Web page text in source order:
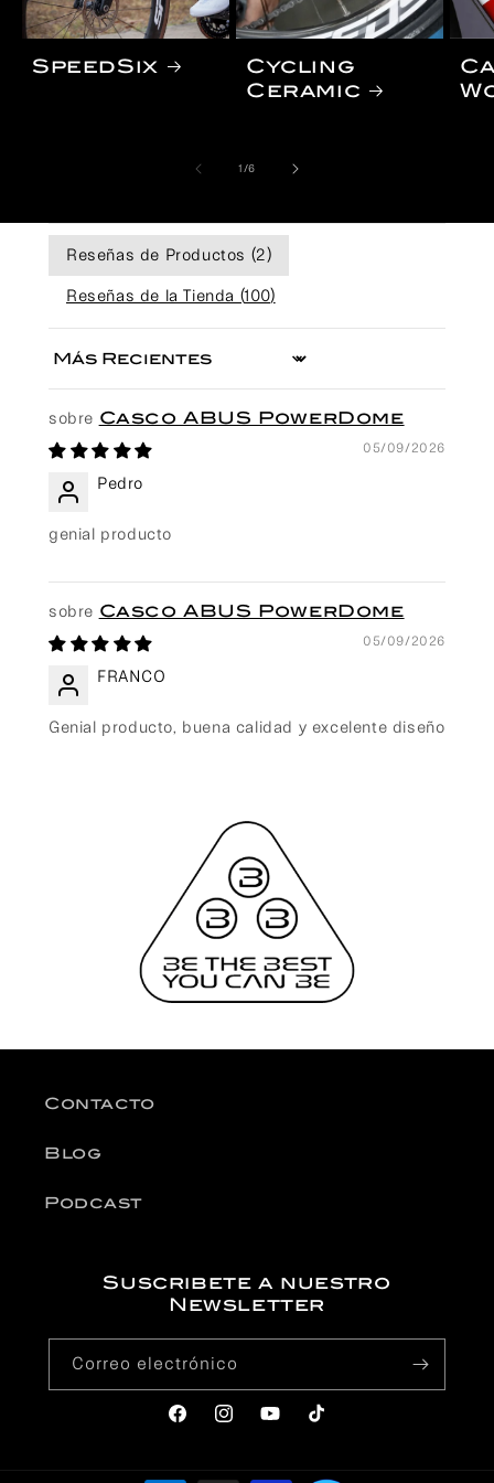
SpeedSix
Cycling
Ceramic
1/de
6
Reseñas de Productos (2)
Reseñas de la Tienda (100)
Sort by
Casco ABUS PowerDome
05/09/2026
Pedro
genial producto
Casco ABUS PowerDome
05/09/2026
FRANCO
Genial producto, buena calidad y excelente diseño
Contacto
Blog
Podcast
Suscribete a nuestro
Newsletter
Correo electrónico
FacebookInstagramYouTubeTikTok